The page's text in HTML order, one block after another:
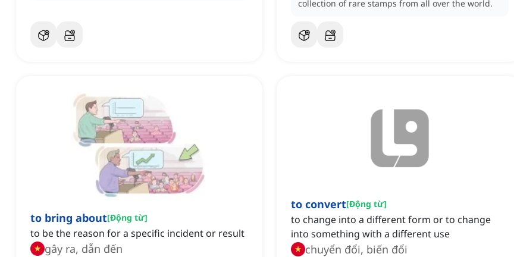
collection of rare stamps from all over the world.
to bring about[Động từ]
to be the reason for a specific incident or result
gây ra, dẫn đến
to convert[Động từ]
to change into a different form or to change
into something with a different use
chuyển đổi, biến đổi